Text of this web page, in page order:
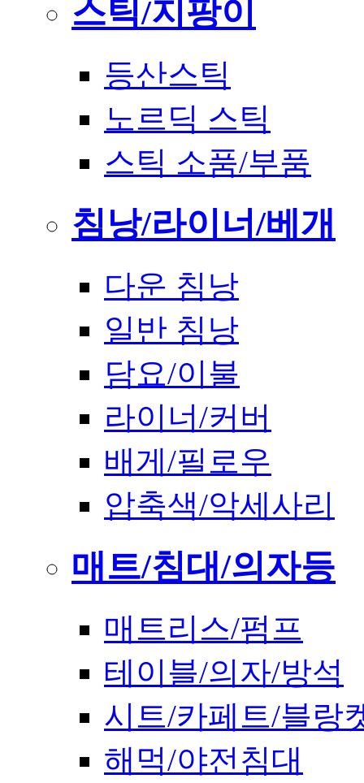
스틱/지팡이
등산스틱
노르딕 스틱
스틱 소품/부품
침낭/라이너/베개
다운 침낭
일반 침낭
담요/이불
라이너/커버
배게/필로우
압축색/악세사리
매트/침대/의자등
매트리스/펌프
테이블/의자/방석
시트/카페트/블랑
해먹/야전침대